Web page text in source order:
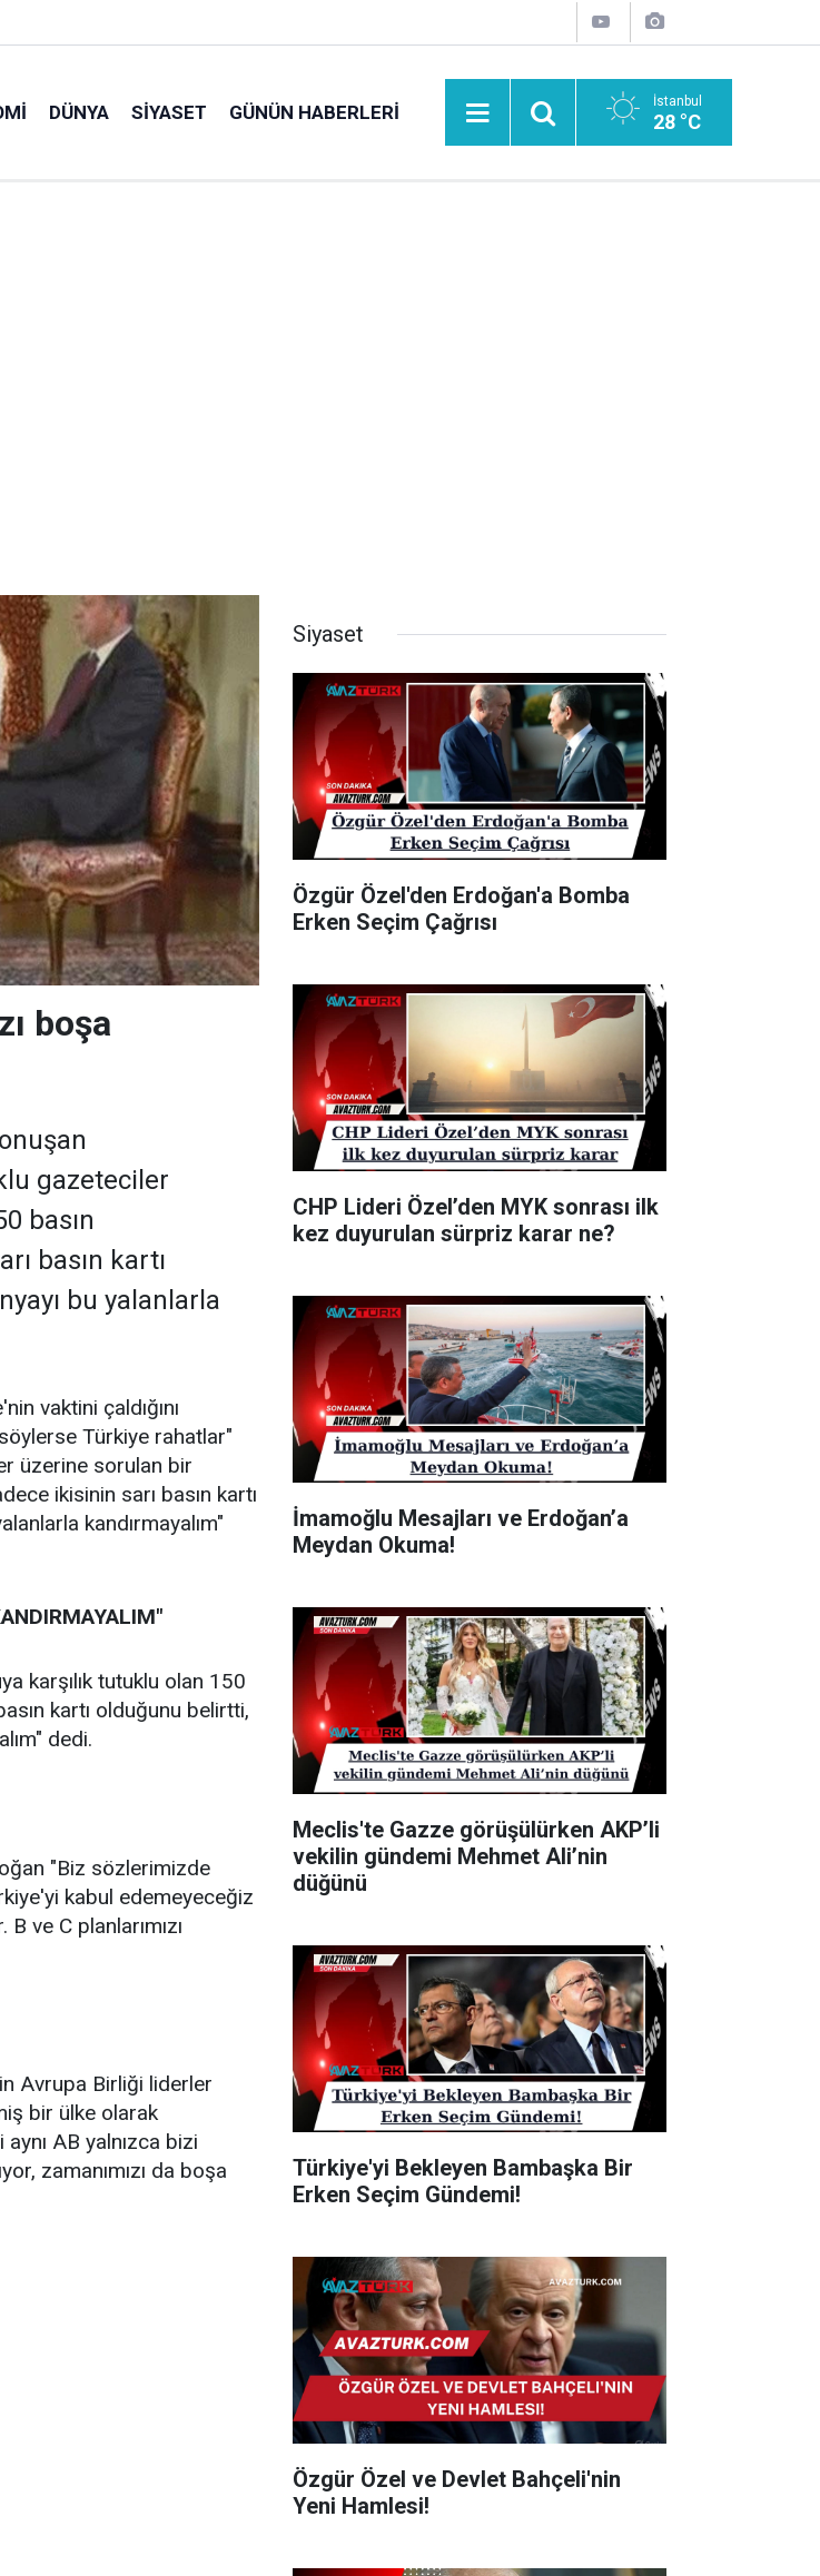
DÜNYA SIYASET GÜNÜN HABERLERI İstanbul
28 °C
boşa
gazeteciler
basın
basın kartı
bu yalanlarla
vaktini çaldığını
Türkiye rahatlar"
üzerine sorulan bir
ikisinin sarı basın kartı
kandırmayalım"
karşılık tutuklu olan 150
kartı olduğunu belirtti,
dedi.
"Biz sözlerimizde
kabul edemeyeceğiz
ve C planlarımızı
Avrupa Birliği liderler
bir ülke olarak
aynı AB yalnızca bizi
zamanımızı da boşa
Siyaset
Özgür Özel'den Erdoğan'a Bomba
Erken Seçim Çağrısı
CHP Lideri Özel’den MYK sonrası ilk
kez duyurulan sürpriz karar ne?
İmamoğlu Mesajları ve Erdoğan’a
Meydan Okuma!
Meclis'te Gazze görüşülürken AKP’li
vekilin gündemi Mehmet Ali’nin
düğünü
Türkiye'yi Bekleyen Bambaşka Bir
Erken Seçim Gündemi!
Özgür Özel ve Devlet Bahçeli'nin
Yeni Hamlesi!